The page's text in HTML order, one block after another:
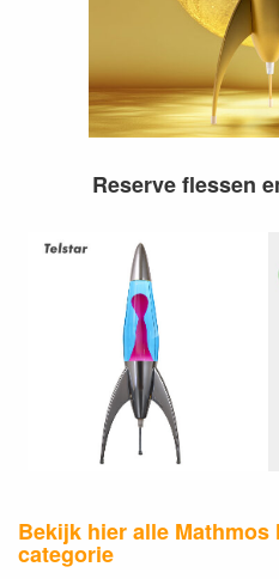
Reserve flessen
Bekijk hier alle Mathmos
categorie